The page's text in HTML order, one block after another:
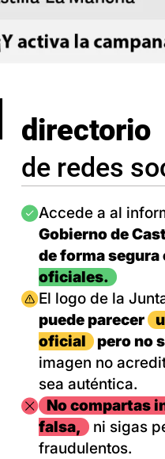
directorio
de redes
Imagen
Accede a al
Gobierno de
de forma segura
oficiales.
Imagen
El logo de la
puede parecer
oficial
pero no
imagen no
sea auténtica.
ImagenNo compartas
falsa,
ni sigas
fraudulentos.